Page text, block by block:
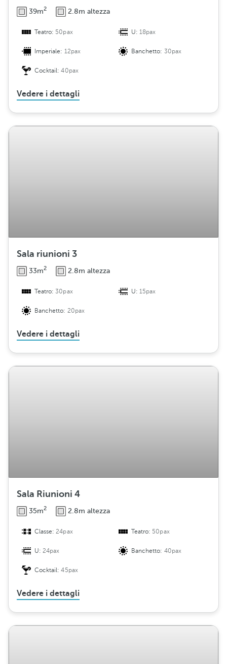
39m2 2.8m altezza
Teatro: 50pax U:18pax
Imperiale: 12pax Banchetto: 30pax
Cocktail:40pax
Vedere i dettagli
Sala riunioni 3
33m2 2.8m altezza
Teatro:30pax U:15pax
Banchetto: 20pax
Vedere i dettagli
Sala Riunioni 4
35m2 2.8m altezza
Classe:24pax Teatro: 50pax
U:24pax Banchetto: 40pax
Cocktail:45pax
Vedere i dettagli